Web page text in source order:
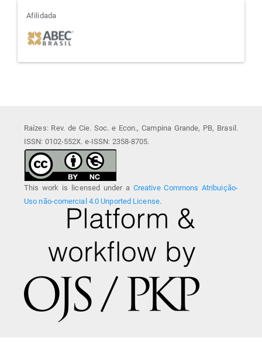
afiliada
Afilidada
Raízes: Rev. de Cie. Soc. e Econ., Campina Grande, PB, Brasil.
ISSN: 0102-552X. e-ISSN: 2358-8705.
This work is licensed under a Creative Commons Atribuição-
Uso não-comercial 4.0 Unported License.